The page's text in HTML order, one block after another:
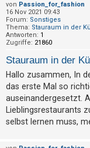
T
h
e
e
n
S
von Passion_for_fashion
16 Nov 2021 09:43
Forum: Sonstiges
Thema: Stauraum in der
Antworten: 1
Zugriffe: 21860
Stauraum in der
Hallo zusammen, In
das erste Mal so
auseinandergesetzt.
Lieblingsrestaurants
selbst lernen muss,